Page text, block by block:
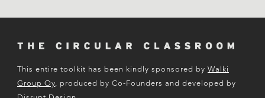
This entire toolkit has been kindly sponsored by Walki
Group Oy, produced by Co-Founders and developed by